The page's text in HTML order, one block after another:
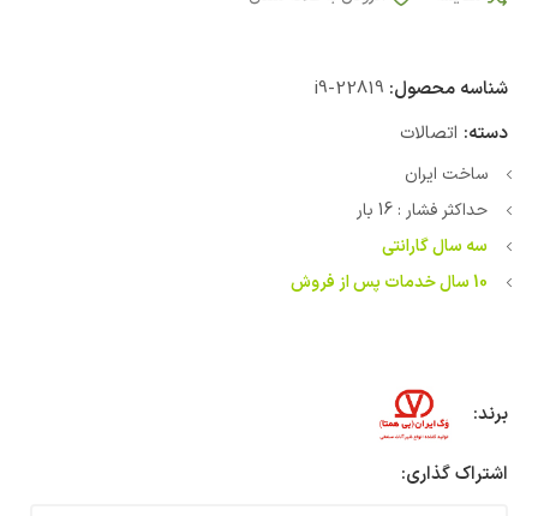
شناسه محصول: i9-22819
دسته: اتصالات
ساخت ایران
حداکثر فشار : 16 بار
سه سال گارانتی
10 سال خدمات پس از فروش
برند:
اشتراک گذاری: